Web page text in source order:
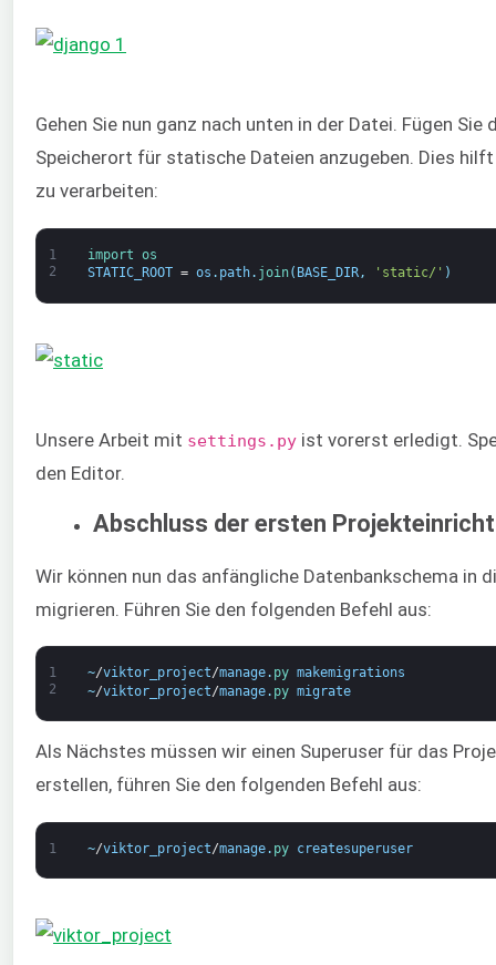
Gehen Sie nun ganz nach unten in der Datei. Fügen
Speicherort für statische Dateien anzugeben. Dies
zu verarbeiten:
1
2
import os
STATIC_ROOT = os . path. join( BASE_DIR, 'static/' )
Unsere Arbeit mit settings.py ist vorerst erledigt.
den Editor.
Abschluss der ersten
Wir können nun das anfängliche Datenbankschema in
migrieren. Führen Sie den folgenden Befehl aus:
1
2
~/viktor_project/manage. py makemigrations
~/viktor_project/manage. py migrate
Als Nächstes müssen wir einen Superuser für das
erstellen, führen Sie den folgenden Befehl aus:
1 ~/viktor_project/manage. py createsuperuser